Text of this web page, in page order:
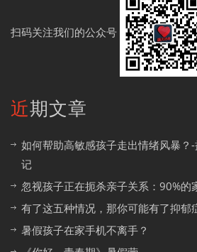
扫码关注我们的公众号
近期文章
如何帮助高敏感孩子走出情绪风暴？
记
忽视孩子正在扼杀亲子关系：90%的
有了这五种情况，那你可能有了抑郁
暑假孩子在家手机不离手？